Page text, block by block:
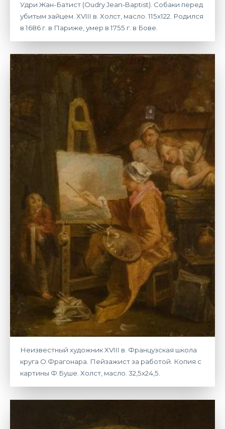
Удри Жан-Батист (Oudry Jean-Baptist). Собаки перед
убитым зайцем. XVIII в. Холст, масло. 115х122. Родился
в 1686 г. в Париже, умер в 1755 г. в Бове.
Неизвестный художник XVIII в. Французская школа
круга О.Фрагонара. Пейзажист за работой. Копия с
картины Ф.Буше. Холст, масло. 32,5х24,5.